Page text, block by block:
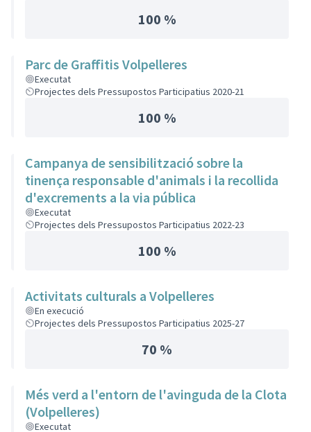
100 %
Parc de Graffitis Volpelleres
Executat
Projectes dels Pressupostos Participatius 2020-21
100 %
Campanya de sensibilització sobre la
tinença responsable d'animals i la recollida
d'excrements a la via pública
Executat
Projectes dels Pressupostos Participatius 2022-23
100 %
Activitats culturals a Volpelleres
En execució
Projectes dels Pressupostos Participatius 2025-27
70 %
Més verd a l'entorn de l'avinguda de la Clota
(Volpelleres)
Executat